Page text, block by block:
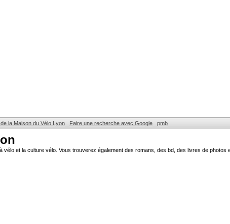
la Maison du Vélo Lyon Faire une recherche avec Google pmb
et la culture vélo. Vous trouverez également des romans, des bd, des livres de photos